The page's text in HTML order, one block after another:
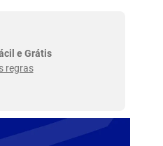
e Grátis
regras